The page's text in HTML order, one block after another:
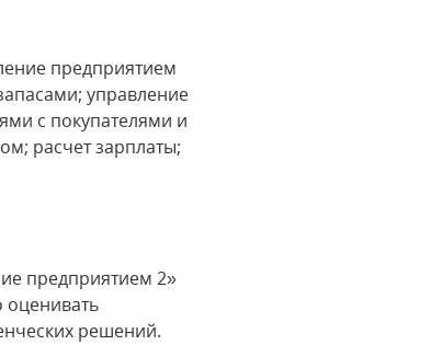
предприятием
управление
с покупателями и
расчет зарплаты;
предприятием 2»
оценивать
решений.